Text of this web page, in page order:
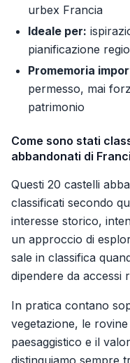
urbex Francia
Ideale per:
pianificazione
Promemoria
permesso, mai
patrimonio
Come sono stati
abbandonati di
Questi 20 castelli
classificati secondo
interesse storico,
un approccio di
sale in classifica
dipendere da accessi
In pratica contano
vegetazione, le
paesaggistico e il
distinguiamo sempre